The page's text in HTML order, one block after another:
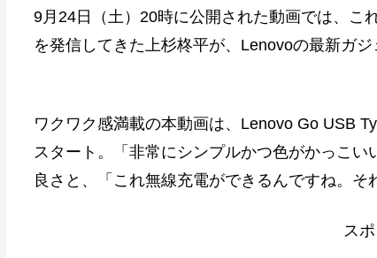
9月24日（土）20時に公開された動画では、こ
を発信してきた上杉柊平が、Lenovoの最新ガジ
ワクワク感満載の本動画は、Lenovo Go USB
スタート。「非常にシンプルかつ色がかっこ
良さと、「これ無線充電ができるんですね。そ
ス